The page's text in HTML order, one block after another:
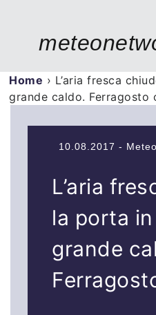
Home › L’aria fresca
grande caldo. Ferragosto
10.08.2017 - Meteo
L’aria
la porta
grande